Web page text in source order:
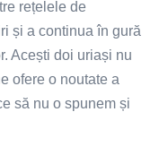
rețelele de
și a continua în gură
Acești doi uriași nu
ofere o noutate a
să nu o spunem și